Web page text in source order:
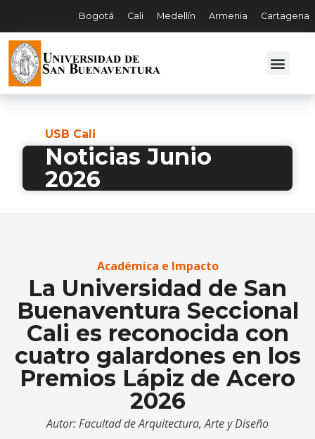
Bogotá Cali Medellín Armenia Cartagena
USB Cali
Noticias Junio
2026
Académica e Impacto
La Universidad de San
Buenaventura Seccional
Cali es reconocida con
cuatro galardones en los
Premios Lápiz de Acero
2026
Autor: Facultad de Arquitectura, Arte y Diseño